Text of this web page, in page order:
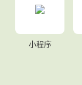
小程序